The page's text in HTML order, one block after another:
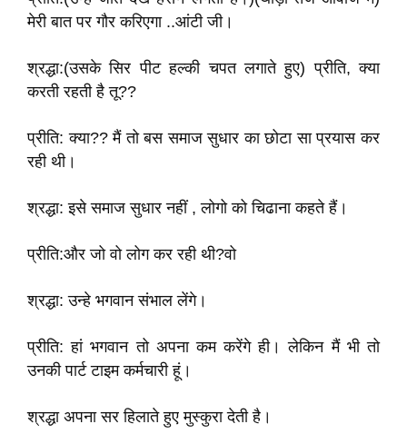
मेरी बात पर गौर करिएगा ..आंटी जी।
श्रद्धा:(उसके सिर पीट हल्की चपत लगाते हुए) प्रीति, क्या
करती रहती है तू??
प्रीति: क्या?? मैं तो बस समाज सुधार का छोटा सा प्रयास कर
रही थी।
श्रद्धा: इसे समाज सुधार नहीं , लोगो को चिढाना कहते हैं।
प्रीति:और जो वो लोग कर रही थी?वो
श्रद्धा: उन्हे भगवान संभाल लेंगे।
प्रीति: हां भगवान तो अपना कम करेंगे ही। लेकिन मैं भी तो
उनकी पार्ट टाइम कर्मचारी हूं।
श्रद्धा अपना सर हिलाते हुए मुस्कुरा देती है।